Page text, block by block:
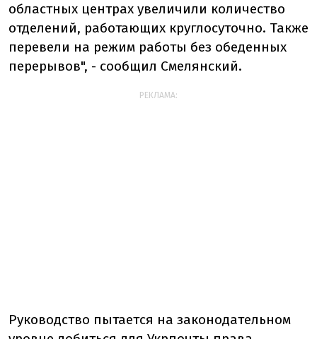
областных центрах увеличили количество
отделений, работающих круглосуточно. Также
перевели на режим работы без обеденных
перерывов", - сообщил Смелянский.
РЕКЛАМА:
Руководство пытается на законодательном